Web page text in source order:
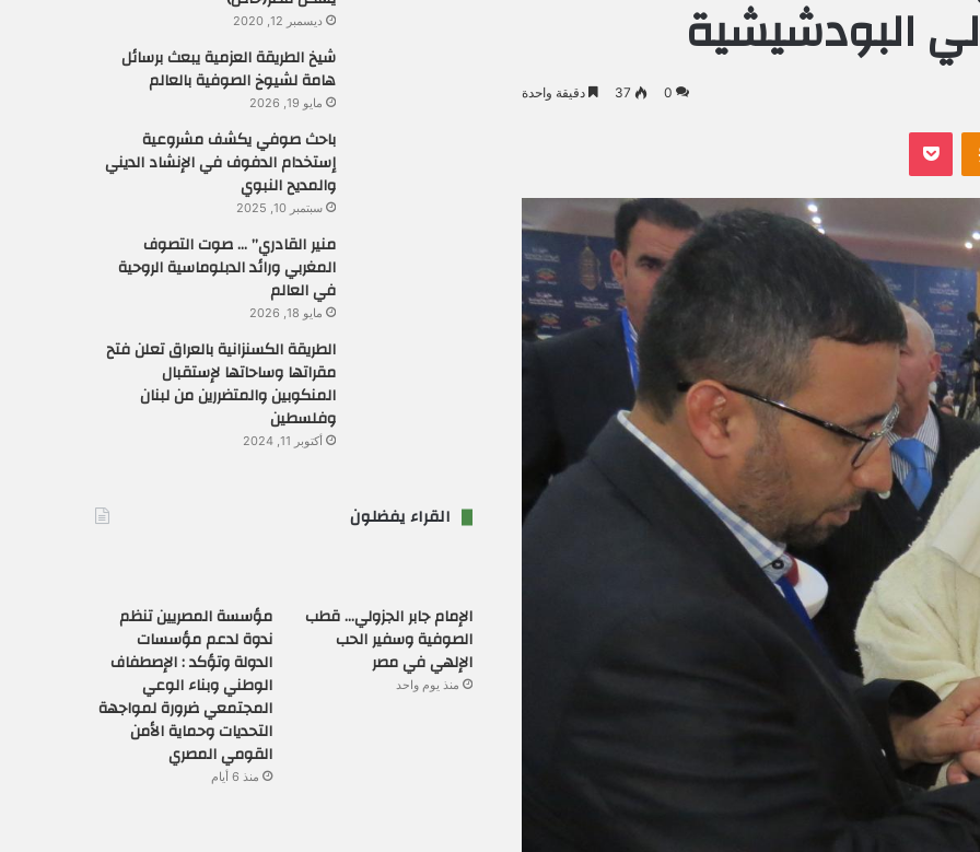
البودشيشية
0
37 دقيقة واحدة
ديسمبر 12, 2020
شيخ الطريقة العزمية يبعث برسائل
هامة لشيوخ الصوفية بالعالم
مايو 19, 2026
باحث صوفي يكشف مشروعية
إستخدام الدفوف في الإنشاد الديني
والمديح النبوي
سبتمبر 10, 2025
منير القادري” … صوت التصوف
المغربي ورائد الدبلوماسية الروحية
في العالم
مايو 18, 2026
الطريقة الكسنزانية بالعراق تعلن فتح
مقراتها وساحاتها لإستقبال
المنكوبين والمتضررين من لبنان
وفلسطين
أكتوبر 11, 2024
القراء يفضلون
الإمام جابر الجزولي… قطب
الصوفية وسفير الحب
الإلهي في مصر
منذ يوم واحد
مؤسسة المصريين تنظم
ندوة لدعم مؤسسات
الدولة وتؤكد : الإصطفاف
الوطني وبناء الوعي
المجتمعي ضرورة لمواجهة
التحديات وحماية الأمن
القومي المصري
منذ 6 أيام